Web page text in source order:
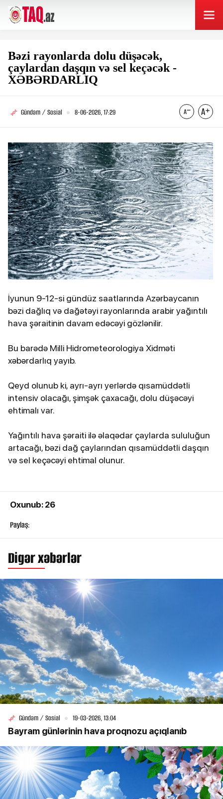
Bəzi rayonlarda dolu düşəcək,
çaylardan daşqın və sel keçəcək -
XƏBƏRDARLIQ
Gündəm / Sosial 8-06-2026, 17:29
İyunun 9-12-si gündüz saatlarında Azərbaycanın
bəzi dağlıq və dağətəyi rayonlarında arabir yağıntılı
hava şəraitinin davam edəcəyi gözlənilir.
Bu barədə Milli Hidrometeorologiya Xidməti
xəbərdarlıq yayıb.
Qeyd olunub ki, ayrı-ayrı yerlərdə qısamüddətli
intensiv olacağı, şimşək çaxacağı, dolu düşəcəyi
ehtimalı var.
Yağıntılı hava şəraiti ilə əlaqədar çaylarda sululuğun
artacağı, bəzi dağ çaylarından qısamüddətli daşqın
və sel keçəcəyi ehtimal olunur.
Oxunub: 26
Paylaş:
Digər xəbərlər
Gündəm / Sosial 19-03-2026, 13:04
Bayram günlərinin hava proqnozu açıqlanıb